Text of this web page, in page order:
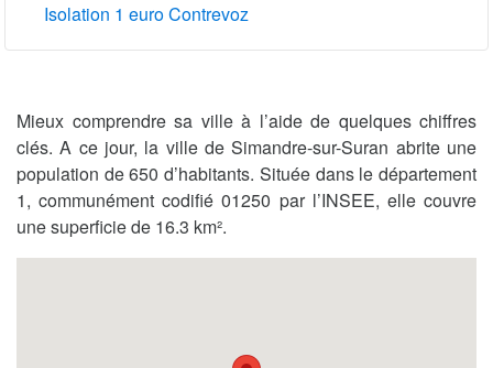
Isolation 1 euro Contrevoz
Mieux comprendre sa ville à l’aide de quelques chiffres
clés. A ce jour, la ville de Simandre-sur-Suran abrite une
population de 650 d’habitants. Située dans le département
1, communément codifié 01250 par l’INSEE, elle couvre
une superficie de 16.3 km².